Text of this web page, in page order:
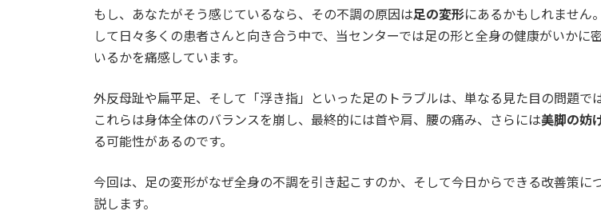
もし、あなたがそう感じているなら、その不調の原因は足の変形にあるかもしれません
して日々多くの患者さんと向き合う中で、当センターでは足の形と全身の健康がいかに
いるかを痛感しています。
外反母趾や扁平足、そして「浮き指」といった足のトラブルは、単なる見た目の問題で
これらは身体全体のバランスを崩し、最終的には首や肩、腰の痛み、さらには美脚の妨
る可能性があるのです。
今回は、足の変形がなぜ全身の不調を引き起こすのか、そして今日からできる改善策に
説します。